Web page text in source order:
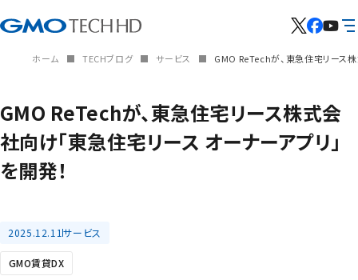
ホーム TECHブログ サービス GMO ReTechが、東急住宅リース
GMO ReTechが、東急住宅リース株式会
社向け「東急住宅リース オーナーアプリ」
を開発！
2025.12.11サービス
GMO賃貸DX